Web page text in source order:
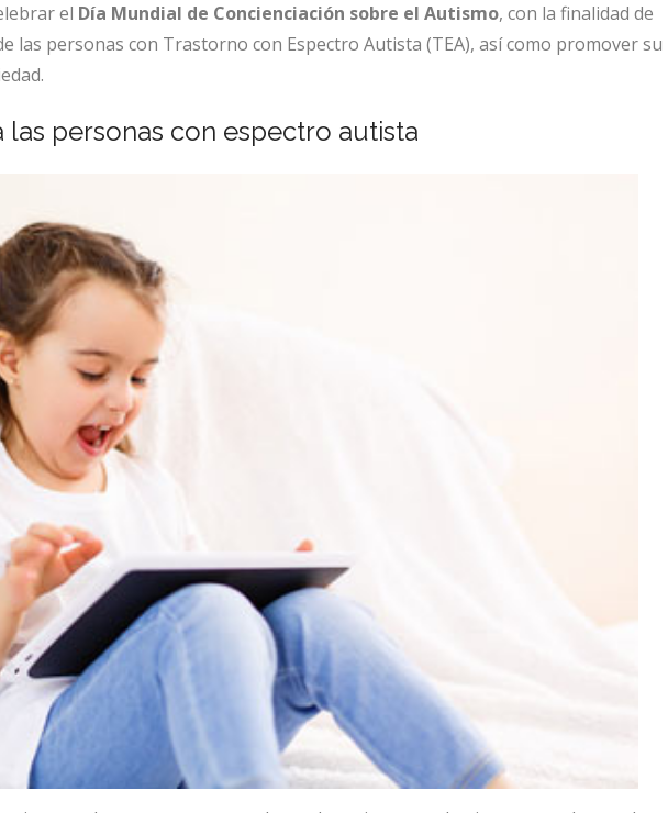
el Día Mundial de Concienciación sobre el Autismo, con la finalidad de
las personas con Trastorno con Espectro Autista (TEA), así como promover su
personas con espectro autista